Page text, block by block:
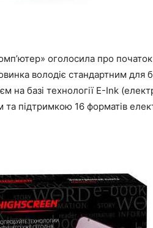
оголосила про
володіє стандартним для
на базі технології E-Ink
підтримкою 16 форматів